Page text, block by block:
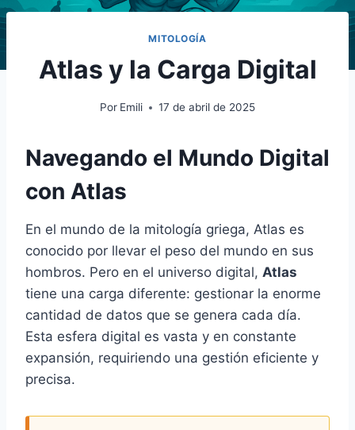
MITOLOGÍA
Atlas y la Carga Digital
Por Emili 17 de abril de 2025
Navegando el Mundo Digital
con Atlas
En el mundo de la mitología griega, Atlas es
conocido por llevar el peso del mundo en sus
hombros. Pero en el universo digital, Atlas
tiene una carga diferente: gestionar la enorme
cantidad de datos que se genera cada día.
Esta esfera digital es vasta y en constante
expansión, requiriendo una gestión eficiente y
precisa.